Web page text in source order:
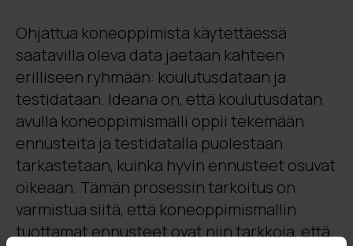
Ohjattua koneoppimista käytettäessä
saatavilla oleva data jaetaan kahteen
erilliseen ryhmään: koulutusdataan ja
testidataan. Ideana on, että koulutusdatan
avulla koneoppimismalli oppii tekemään
ennusteita ja testidatalla puolestaan
tarkastetaan, kuinka hyvin ennusteet osuvat
oikeaan. Tämän prosessin tarkoitus on
varmistua siitä, että koneoppimismallin
tuottamat ennusteet ovat niin tarkkoja, että